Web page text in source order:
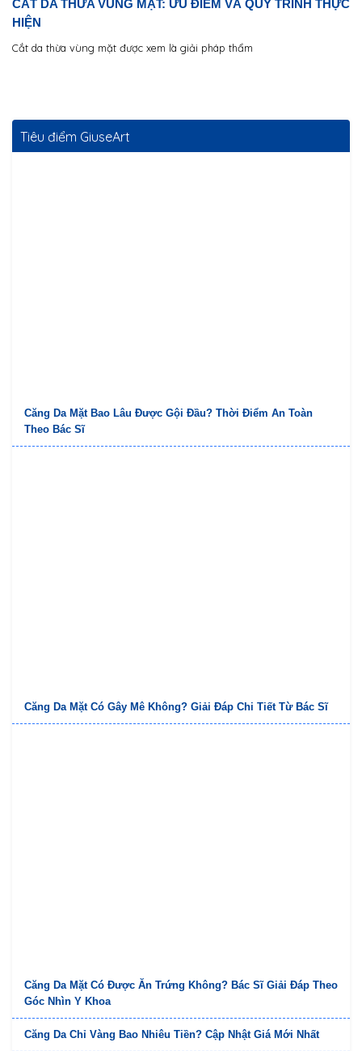
CẮT DA THỪA VÙNG MẶT: ƯU ĐIỂM VÀ QUY TRÌNH THỰC
HIỆN
Cắt da thừa vùng mặt được xem là giải pháp thẩm
Tiêu điểm GiuseArt
Căng Da Mặt Bao Lâu Được Gội Đầu? Thời Điểm An Toàn
Theo Bác Sĩ
Căng Da Mặt Có Gây Mê Không? Giải Đáp Chi Tiết Từ Bác Sĩ
Căng Da Mặt Có Được Ăn Trứng Không? Bác Sĩ Giải Đáp Theo
Góc Nhìn Y Khoa
Căng Da Chỉ Vàng Bao Nhiêu Tiền? Cập Nhật Giá Mới Nhất